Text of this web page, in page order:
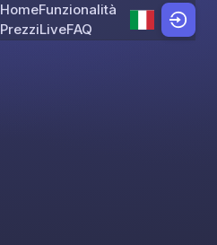
Skip to content
HomeFunzionalità
PrezziLiveFAQ